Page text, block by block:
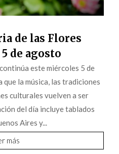
de las Flores
de agosto
este miércoles 5 de
que la música, las tradiciones
culturales vuelven a ser
del día incluye tablados
Aires y...
más